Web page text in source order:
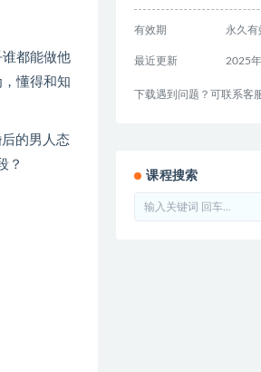
都能做他
懂得和知
的男人态
？
有效期 永久有
最近更新 2025
下载遇到问题？可联系客
课程搜索